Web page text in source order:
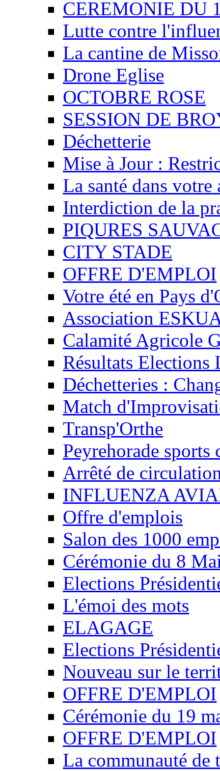
CEREMONIE DU
Lutte contre
La cantine de
Drone Eglise
OCTOBRE ROSE
SESSION DE
Déchetterie
Mise à Jour :
La santé dans votre
Interdiction de la
PIQURES
CITY STADE
OFFRE D'EMPLOI
Votre été en Pays
Association
Calamité Agricole
Résultats
Déchetteries :
Match
Transp'Orthe
Peyrehorade sports
Arrêté de
INFLUENZA
Offre d'emplois
Salon des 1000
Cérémonie du 8
Elections
L'émoi des mots
ELAGAGE
Elections
Nouveau sur le
OFFRE D'EMPLOI
Cérémonie du 19
OFFRE D'EMPLOI
La communauté de